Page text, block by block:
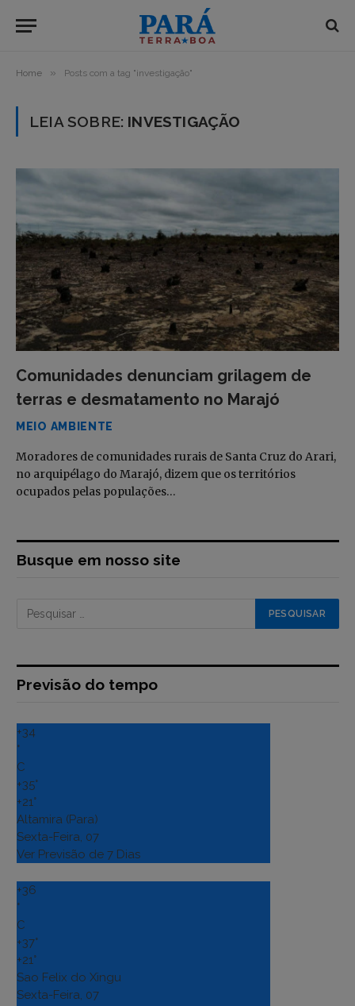
Home » Posts com a tag "investigação"
LEIA SOBRE: INVESTIGAÇÃO
Comunidades denunciam grilagem de
terras e desmatamento no Marajó
MEIO AMBIENTE
Moradores de comunidades rurais de Santa Cruz do Arari,
no arquipélago do Marajó, dizem que os territórios
ocupados pelas populações…
Busque em nosso site
Previsão do tempo
+34
°
C
+35°
+21°
Altamira (Para)
Sexta-Feira, 07
Ver Previsão de 7 Dias
+36
°
C
+37°
+21°
Sao Felix do Xingu
Sexta-Feira, 07